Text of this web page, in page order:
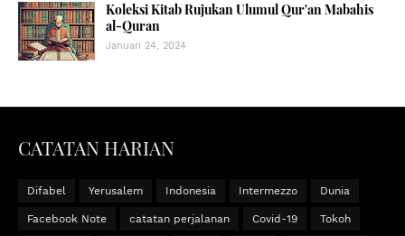
Koleksi Kitab Rujukan Ulumul Qur'an Mabahis
al-Quran
Januari 24, 2024
CATATAN HARIAN
Difabel Yerusalem Indonesia Intermezzo Dunia
Facebook Note catatan perjalanan Covid-19 Tokoh